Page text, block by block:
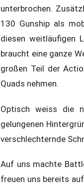
unterbrochen.
130 Gunship als
diesen weitläufigen
braucht eine ganze
großen Teil der
Quads nehmen.
Optisch weiss die
gelungenen
verschlechternde
Auf uns machte
freuen uns bereits